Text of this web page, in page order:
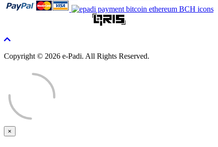
Copyright © 2026 e-Padi. All Rights Reserved.
×
Close